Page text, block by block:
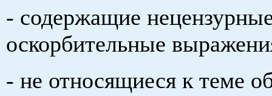
- содержащие
оскорбительные
- не относящиеся к теме